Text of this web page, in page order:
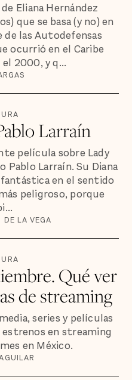
Eliana Hernández
que se basa (y no) en
de las Autodefensas
ocurrió en el Caribe
2000, y q...
Larraín
película sobre Lady
Pablo Larraín. Su Diana
fantástica en el sentido
peligroso, porque
LA VEGA
Qué ver
de streaming
series y películas
en streaming
en México.